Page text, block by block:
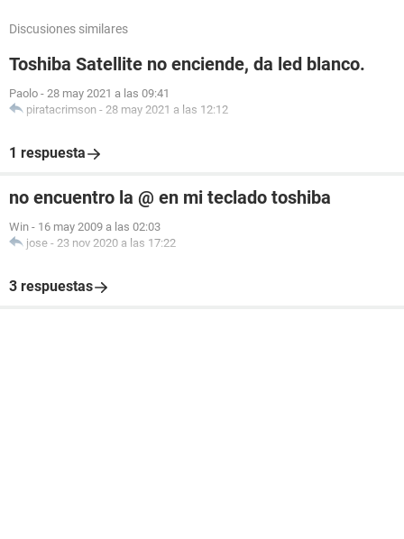
Discusiones similares
Toshiba Satellite no enciende, da led blanco.
Paolo - 28 may 2021 a las 09:41
piratacrimson - 28 may 2021 a las 12:12
1 respuesta
no encuentro la @ en mi teclado toshiba
Win - 16 may 2009 a las 02:03
jose - 23 nov 2020 a las 17:22
3 respuestas